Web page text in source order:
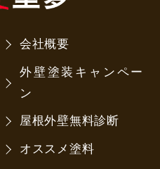
会社概要
外壁塗装キャンペー
ン
屋根外壁無料診断
オススメ塗料